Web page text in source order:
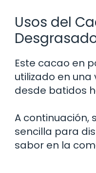
Usos del
Este cacao en
utilizado en
desde batidos
A continuación,
sencilla para
sabor en la